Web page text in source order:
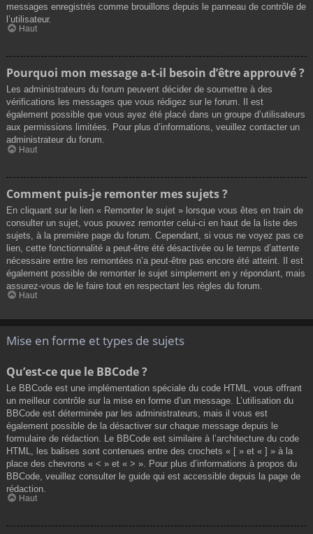
messages enregistrés comme brouillons depuis le panneau de contrôle de
l’utilisateur.
Haut
Pourquoi mon message a-t-il besoin d’être approuvé ?
Les administrateurs du forum peuvent décider de soumettre à des
vérifications les messages que vous rédigez sur le forum. Il est
également possible que vous ayez été placé dans un groupe d’utilisateurs
aux permissions limitées. Pour plus d’informations, veuillez contacter un
administrateur du forum.
Haut
Comment puis-je remonter mes sujets ?
En cliquant sur le lien « Remonter le sujet » lorsque vous êtes en train de
consulter un sujet, vous pouvez remonter celui-ci en haut de la liste des
sujets, à la première page du forum. Cependant, si vous ne voyez pas ce
lien, cette fonctionnalité a peut-être été désactivée ou le temps d’attente
nécessaire entre les remontées n’a peut-être pas encore été atteint. Il est
également possible de remonter le sujet simplement en y répondant, mais
assurez-vous de le faire tout en respectant les règles du forum.
Haut
Mise en forme et types de sujets
Qu’est-ce que le BBCode ?
Le BBCode est une implémentation spéciale du code HTML, vous offrant
un meilleur contrôle sur la mise en forme d’un message. L’utilisation du
BBCode est déterminée par les administrateurs, mais il vous est
également possible de la désactiver sur chaque message depuis le
formulaire de rédaction. Le BBCode est similaire à l’architecture du code
HTML, les balises sont contenues entre des crochets « [ » et « ] » à la
place des chevrons « < » et « > ». Pour plus d’informations à propos du
BBCode, veuillez consulter le guide qui est accessible depuis la page de
rédaction.
Haut